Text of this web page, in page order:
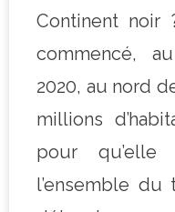
Continent noir
commencé,
2020, au nord
millions
pour
l’ensemble du